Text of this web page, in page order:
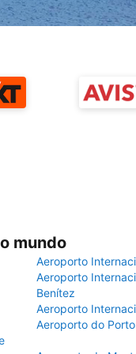
mundo
Aeroporto
Aeroporto
Benítez
Aeroporto
Aeroporto do Porto